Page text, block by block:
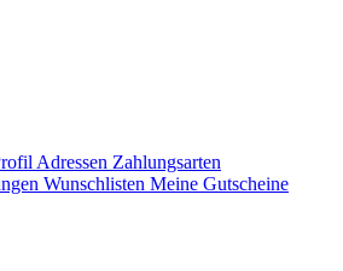
Adressen Zahlungsarten
Wunschlisten Meine Gutscheine